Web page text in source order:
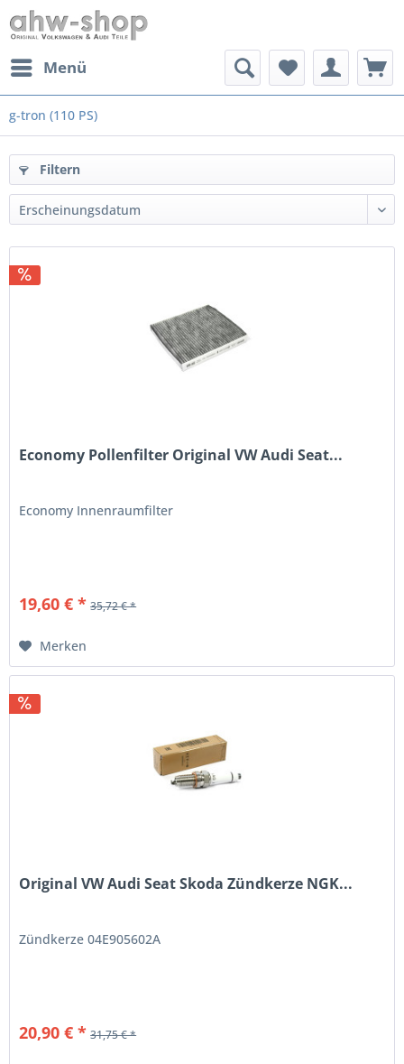
Menü
g-tron (110 PS)
Filtern
Economy Pollenfilter Original VW Audi Seat...
Economy Innenraumfilter
19,60 € * 35,72 € *
Merken
Original VW Audi Seat Skoda Zündkerze NGK...
Zündkerze 04E905602A
20,90 € * 31,75 € *